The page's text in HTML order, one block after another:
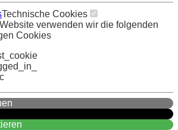
Technische Cookies
verwenden wir die folgenden
Cookies